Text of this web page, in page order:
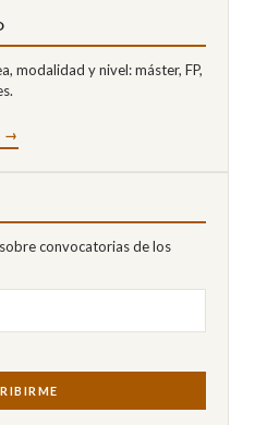
modalidad y nivel: máster, FP,
→
convocatorias de los